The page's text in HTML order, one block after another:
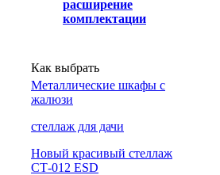
расширение
комплектации
Как выбрать
Металлические шкафы с
жалюзи
cтеллаж для дачи
Новый красивый стеллаж
СТ-012 ESD